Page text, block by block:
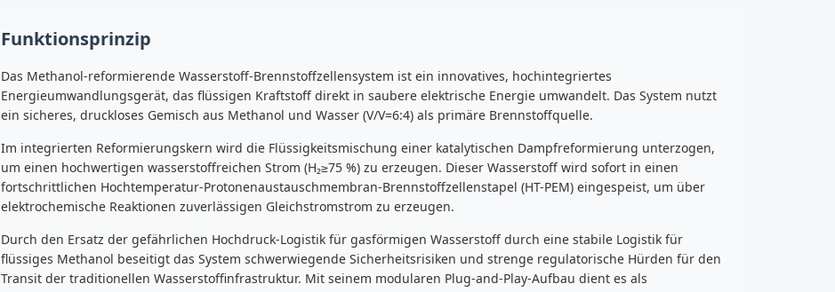
Funktionsprinzip
Das Methanol-reformierende Wasserstoff-Brennstoffzellensystem ist ein innovatives, hochintegriertes
Energieumwandlungsgerät, das flüssigen Kraftstoff direkt in saubere elektrische Energie umwandelt. Das System nutzt
ein sicheres, druckloses Gemisch aus Methanol und Wasser (V/V=6:4) als primäre Brennstoffquelle.
Im integrierten Reformierungskern wird die Flüssigkeitsmischung einer katalytischen Dampfreformierung unterzogen,
um einen hochwertigen wasserstoffreichen Strom (H₂≥75 %) zu erzeugen. Dieser Wasserstoff wird sofort in einen
fortschrittlichen Hochtemperatur-Protonenaustauschmembran-Brennstoffzellenstapel (HT-PEM) eingespeist, um über
elektrochemische Reaktionen zuverlässigen Gleichstromstrom zu erzeugen.
Durch den Ersatz der gefährlichen Hochdruck-Logistik für gasförmigen Wasserstoff durch eine stabile Logistik für
flüssiges Methanol beseitigt das System schwerwiegende Sicherheitsrisiken und strenge regulatorische Hürden für den
Transit der traditionellen Wasserstoffinfrastruktur. Mit seinem modularen Plug-and-Play-Aufbau dient es als